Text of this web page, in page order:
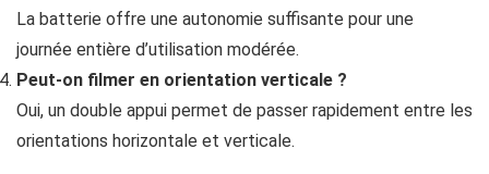
La batterie offre une autonomie suffisante pour une
journée entière d’utilisation modérée.
Peut-on filmer en orientation verticale ?
Oui, un double appui permet de passer rapidement entre les
orientations horizontale et verticale.